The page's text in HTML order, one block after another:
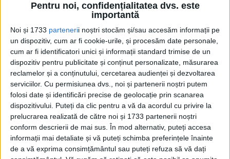
Pentru noi, confidențialitatea dvs. este
importantă
Noi și 1733 partenerii noștri stocăm și/sau accesăm informații pe
un dispozitiv, cum ar fi cookie-urile, și procesăm date personale,
cum ar fi identificatori unici și informații standard trimise de un
dispozitiv pentru publicitate și conținut personalizate, măsurarea
reclamelor și a conținutului, cercetarea audienței și dezvoltarea
serviciilor. Cu permisiunea dvs., noi și partenerii noștri putem
folosi date și identificări precise de geolocație prin scanarea
dispozitivului. Puteți da clic pentru a vă da acordul cu privire la
prelucrarea realizată de către noi și 1733 partenerii noștri
conform descrierii de mai sus. În mod alternativ, puteți accesa
informații mai detaliate și vă puteți schimba preferințele înainte
de a vă exprima consimțământul sau puteți refuza să vă dați
Strania „epidemie” care a grăbit retragerea SUA din
Vietnam: „Fragmentează-ți șeful!”